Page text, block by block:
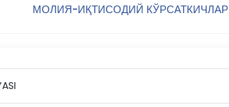
МОЛИЯ-ИҚТИСОДИЙ КЎРСАТКИЧЛАР